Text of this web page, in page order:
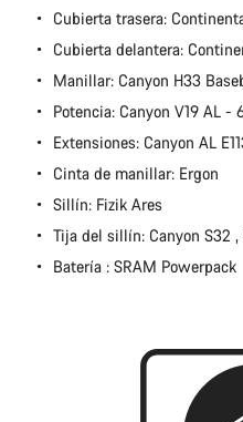
Cubierta trasera:
Cubierta delantera:
Manillar: Canyon H33
Potencia: Canyon V19 AL -
Extensiones: Canyon AL
Cinta de manillar: Ergon
Sillín: Fizik Ares
Tija del sillín: Canyon S32
Batería : SRAM Powerpack